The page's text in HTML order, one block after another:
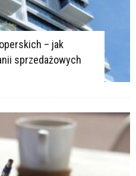
– jak
sprzedażowych